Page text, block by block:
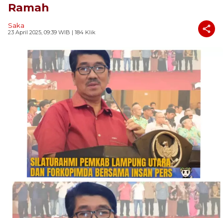
Ramah
Saka
23 April 2025, 09:39 WIB | 184 Klik